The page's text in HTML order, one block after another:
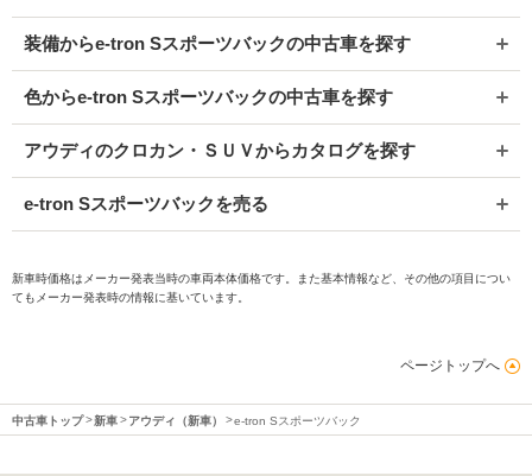
装備からe-tron Sスポーツバックの中古車を探す
色からe-tron Sスポーツバックの中古車を探す
アウディのクロカン・ＳＵＶからカタログを探す
e-tron Sスポーツバックを売る
新車時価格はメーカー発表当時の車両本体価格です。また基本情報など、その他の項目につい
てもメーカー発表時の情報に基いています。
ページトップへ
中古車トップ 新車 アウディ（新車） e-tron Sスポーツバック